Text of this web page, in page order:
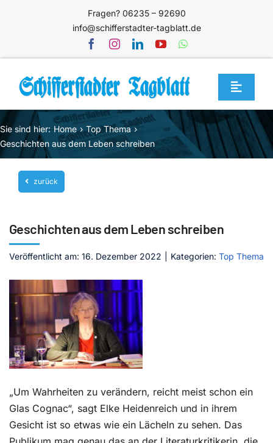
Fragen? 06235 – 92690
info@schifferstadter-tagblatt.de
Toggle
Home
Themen
Blog
Unternehmen
Mediathek
Kontakt
Sie sind hier: Home
Top Thema
Geschichten aus dem Leben schreiben
zurück
Geschichten aus dem Leben schreiben
Veröffentlicht am: 16. Dezember 2022 Kategorien: Top Thema
„Um Wahrheiten zu verändern, reicht meist schon ein
Glas Cognac“, sagt Elke Heidenreich und in ihrem
Gesicht ist so etwas wie ein Lächeln zu sehen. Das